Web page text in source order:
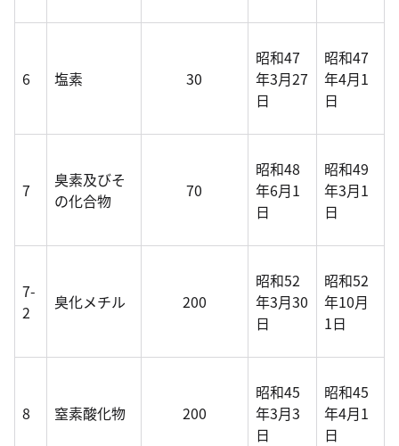
6 塩素 30
昭和47
年3月27
日
昭和47
年4月1
日
7
臭素及びそ
の化合物
70
昭和48
年6月1
日
昭和49
年3月1
日
7-
2
臭化メチル 200
昭和52
年3月30
日
昭和52
年10月
1日
8 窒素酸化物 200
昭和45
年3月3
日
昭和45
年4月1
日